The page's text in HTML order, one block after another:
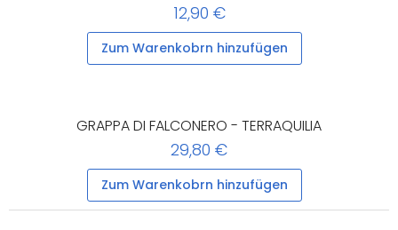
12,90 €
Zum Warenkobrn hinzufügen
GRAPPA DI FALCONERO - TERRAQUILIA
29,80 €
Zum Warenkobrn hinzufügen